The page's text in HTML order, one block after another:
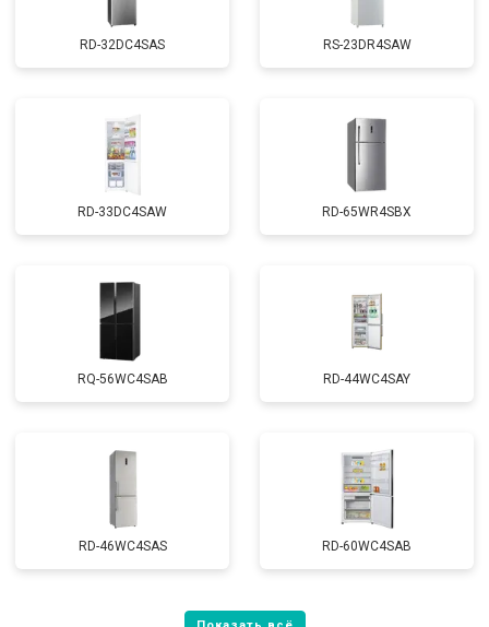
RD-32DC4SAS RS-23DR4SAW
RD-33DC4SAW RD-65WR4SBX
RQ-56WC4SAB RD-44WC4SAY
RD-46WC4SAS RD-60WC4SAB